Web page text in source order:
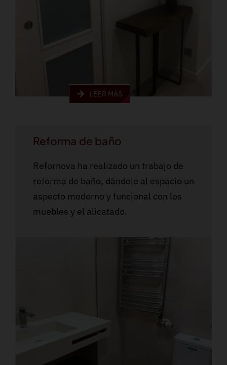
LEER MÁS
Reforma de baño
Refornova ha realizado un trabajo de
reforma de baño, dándole al espacio un
aspecto moderno y funcional con los
muebles y el alicatado.